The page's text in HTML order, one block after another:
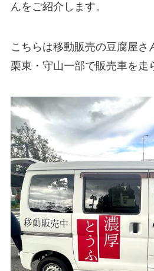
んをご紹介します。
こちらは移動販売の豆腐屋さ
栗東・守山一部で販売車を走